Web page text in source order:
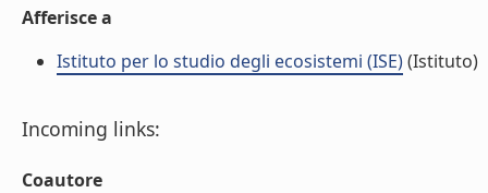
Afferisce a
Istituto per lo studio degli ecosistemi (ISE)(Istituto)
Incoming links:
Coautore